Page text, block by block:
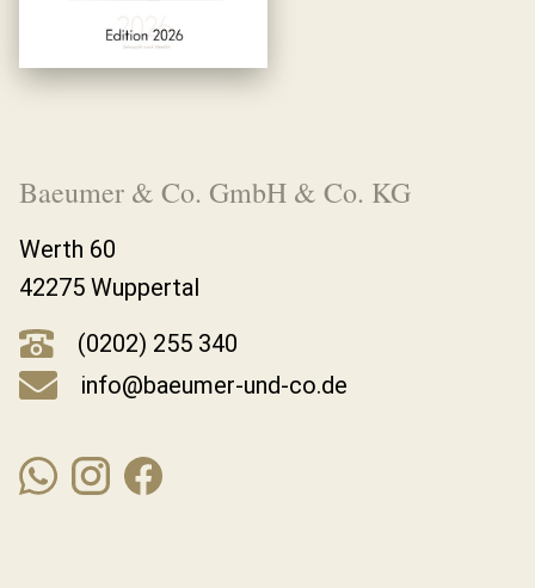
Baeumer & Co. GmbH & Co. KG
Werth 60
42275 Wuppertal
(0202) 255 340
info@baeumer-und-co.de